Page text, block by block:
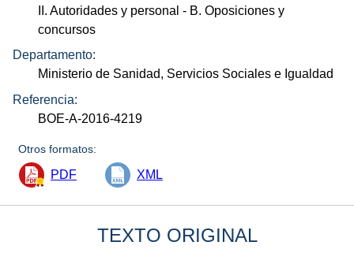
II. Autoridades y personal - B. Oposiciones y
concursos
Departamento:
Ministerio de Sanidad, Servicios Sociales e Igualdad
Referencia:
BOE-A-2016-4219
Otros formatos:
PDF XML
TEXTO ORIGINAL